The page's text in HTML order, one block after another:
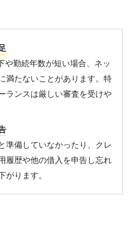
や勤続年数が短い場合、ネッ
満たないことがあります。特
ランスは厳しい審査を受けや
準備していなかったり、クレ
履歴や他の借入を申告し忘れ
がります。